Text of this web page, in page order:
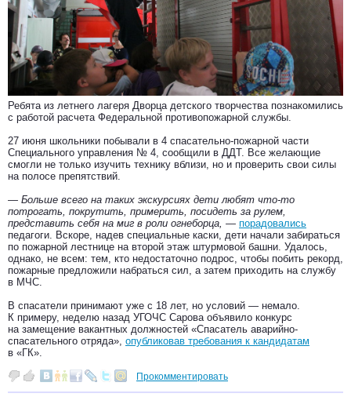
Ребята из летнего лагеря Дворца детского творчества познакомились
с работой расчета Федеральной противопожарной службы.
27 июня школьники побывали в 4 спасательно-пожарной части
Специального управления № 4, сообщили в ДДТ. Все желающие
смогли не только изучить технику вблизи, но и проверить свои силы
на полосе препятствий.
— Больше всего на таких экскурсиях дети любят что-то
потрогать, покрутить, примерить, посидеть за рулем,
представить себя на миг в роли огнеборца, — порадовались
педагоги. Вскоре, надев специальные каски, дети начали забираться
по пожарной лестнице на второй этаж штурмовой башни. Удалось,
однако, не всем: тем, кто недостаточно подрос, чтобы побить рекорд,
пожарные предложили набраться сил, а затем приходить на службу
в МЧС.
В спасатели принимают уже с 18 лет, но условий — немало.
К примеру, неделю назад УГОЧС Сарова объявило конкурс
на замещение вакантных должностей «Спасатель аварийно-
спасательного отряда», опубликовав требования к кандидатам
в «ГК».
Прокомментировать